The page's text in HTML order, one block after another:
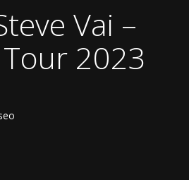
Vai –
2023